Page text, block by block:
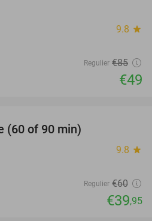
9.8 star
Regulier €85
€49
(60 of 90 min)
9.8 star
Regulier €60
€39,95